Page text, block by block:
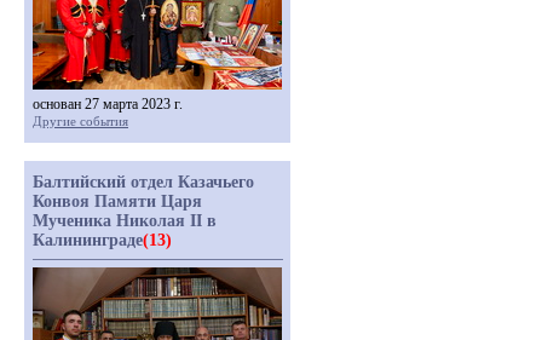
основан 27 марта 2023 г.
Другие события
Балтийский отдел Казачьего
Конвоя Памяти Царя
Мученика Николая II в
Калининграде(13)